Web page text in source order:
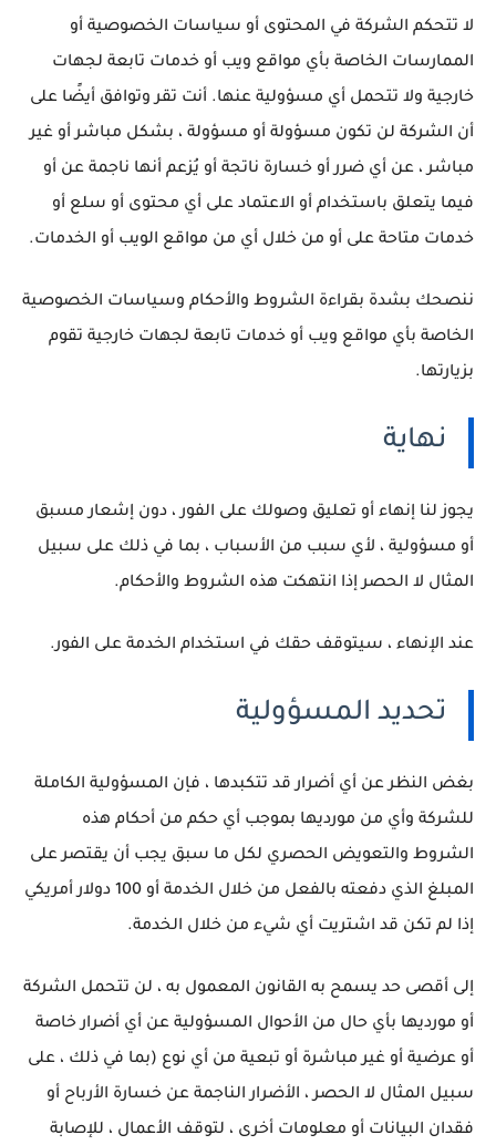
لا تتحكم الشركة في المحتوى أو سياسات الخصوصية أو
الممارسات الخاصة بأي مواقع ويب أو خدمات تابعة لجهات
خارجية ولا تتحمل أي مسؤولية عنها. أنت تقر وتوافق أيضًا على
أن الشركة لن تكون مسؤولة أو مسؤولة ، بشكل مباشر أو غير
مباشر ، عن أي ضرر أو خسارة ناتجة أو يُزعم أنها ناجمة عن أو
فيما يتعلق باستخدام أو الاعتماد على أي محتوى أو سلع أو
خدمات متاحة على أو من خلال أي من مواقع الويب أو الخدمات.
ننصحك بشدة بقراءة الشروط والأحكام وسياسات الخصوصية
الخاصة بأي مواقع ويب أو خدمات تابعة لجهات خارجية تقوم
بزيارتها.
نهاية
يجوز لنا إنهاء أو تعليق وصولك على الفور ، دون إشعار مسبق
أو مسؤولية ، لأي سبب من الأسباب ، بما في ذلك على سبيل
المثال لا الحصر إذا انتهكت هذه الشروط والأحكام.
عند الإنهاء ، سيتوقف حقك في استخدام الخدمة على الفور.
تحديد المسؤولية
بغض النظر عن أي أضرار قد تتكبدها ، فإن المسؤولية الكاملة
للشركة وأي من مورديها بموجب أي حكم من أحكام هذه
الشروط والتعويض الحصري لكل ما سبق يجب أن يقتصر على
المبلغ الذي دفعته بالفعل من خلال الخدمة أو 100 دولار أمريكي
إذا لم تكن قد اشتريت أي شيء من خلال الخدمة.
إلى أقصى حد يسمح به القانون المعمول به ، لن تتحمل الشركة
أو مورديها بأي حال من الأحوال المسؤولية عن أي أضرار خاصة
أو عرضية أو غير مباشرة أو تبعية من أي نوع (بما في ذلك ، على
سبيل المثال لا الحصر ، الأضرار الناجمة عن خسارة الأرباح أو
فقدان البيانات أو معلومات أخرى ، لتوقف الأعمال ، للإصابة